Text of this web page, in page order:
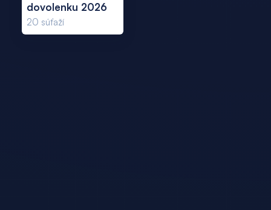
dovolenku 2026
20 súťaží